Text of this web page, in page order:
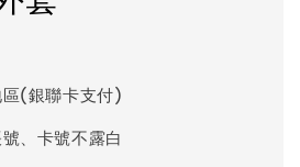
(銀聯卡支付)
、卡號不露白